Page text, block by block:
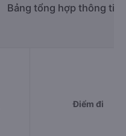
Bảng tổng hợp thông tin
Điểm đi